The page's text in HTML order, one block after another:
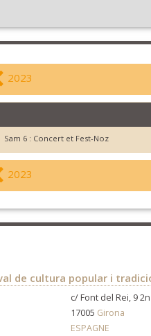
2023
Sam 6 : Concert et Fest-Noz
2023
de cultura popular i
c/ Font del Rei, 9
17005 Girona
ESPAGNE